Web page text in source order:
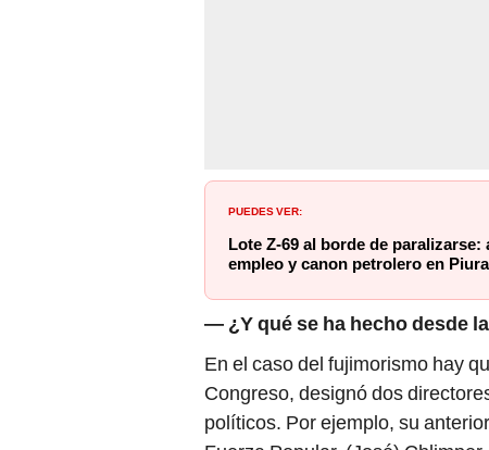
PUEDES VER:
Lote Z-69 al borde de
empleo y canon petrolero en Piura
— ¿Y qué se ha hecho desde
En el caso del fujimorismo hay
Congreso, designó dos
políticos. Por ejemplo, su